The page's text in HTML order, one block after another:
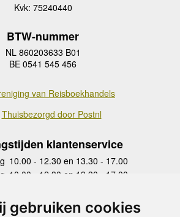
gebruiken cookies
Kvk: 75240440
BTW-nummer
NL 860203633 B01
BE 0541 545 456
van Reisboekhandels
Thuisbezorgd door Postnl
klantenservice
10.00 - 12.30 en 13.30 - 17.00
10.00 - 12.30 en 13.30 - 17.00
10.00 - 12.30 en 13.30 - 17.00